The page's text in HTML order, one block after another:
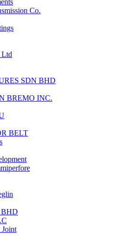
Co.
Ltd
SDN BHD
BREMO INC.
BELT
BHD